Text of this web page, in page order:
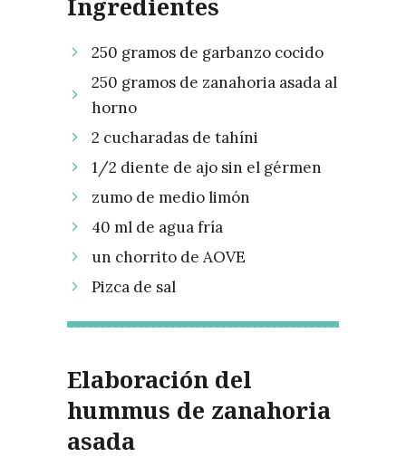
250 gramos de garbanzo cocido
250 gramos de zanahoria asada al
horno
2 cucharadas de tahíni
1/2 diente de ajo sin el gérmen
zumo de medio limón
40 ml de agua fría
un chorrito de AOVE
Pizca de sal
Elaboración del
hummus de zanahoria
asada